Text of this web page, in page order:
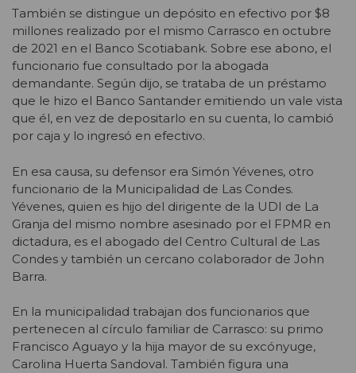
También se distingue un depósito en efectivo por $8
millones realizado por el mismo Carrasco en octubre
de 2021 en el Banco Scotiabank. Sobre ese abono, el
funcionario fue consultado por la abogada
demandante. Según dijo, se trataba de un préstamo
que le hizo el Banco Santander emitiendo un vale vista
que él, en vez de depositarlo en su cuenta, lo cambió
por caja y lo ingresó en efectivo.
En esa causa, su defensor era Simón Yévenes, otro
funcionario de la Municipalidad de Las Condes.
Yévenes, quien es hijo del dirigente de la UDI de La
Granja del mismo nombre asesinado por el FPMR en
dictadura, es el abogado del Centro Cultural de Las
Condes y también un cercano colaborador de John
Barra.
En la municipalidad trabajan dos funcionarios que
pertenecen al círculo familiar de Carrasco: su primo
Francisco Aguayo y la hija mayor de su excónyuge,
Carolina Huerta Sandoval. También figura una